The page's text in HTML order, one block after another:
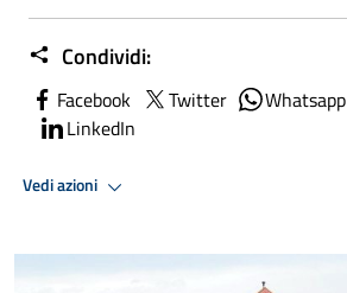
Condividi:
Facebook Twitter Whatsapp
LinkedIn
Vedi azioni